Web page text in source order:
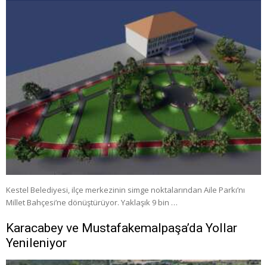
Kestel Belediyesi, ilçe merkezinin simge noktalarından Aile Parkı’nı
Millet Bahçesi’ne dönüştürüyor. Yaklaşık 9 bin …
Karacabey ve Mustafakemalpaşa’da Yollar
Yenileniyor